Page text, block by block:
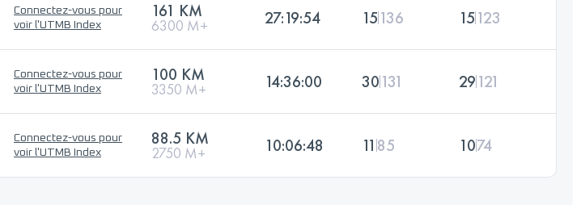
Connectez-vous pour
voir l'UTMB Index
161 KM
6300 M+ 27:19:54 15136 15123
Connectez-vous pour
voir l'UTMB Index
100 KM
3350 M+ 14:36:00 30131 29121
Connectez-vous pour
voir l'UTMB Index
88.5 KM
2750 M+ 10:06:48 11 85 1074